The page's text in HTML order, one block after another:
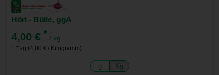
Höri - Bülle, ggA
4,00 € * / kg
1 * kg (4,00 € / Kilogramm)
g Kg